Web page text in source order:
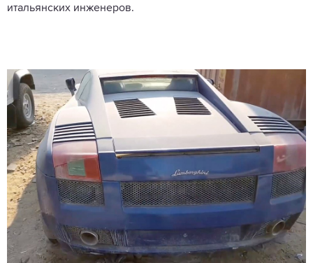
итальянских инженеров.